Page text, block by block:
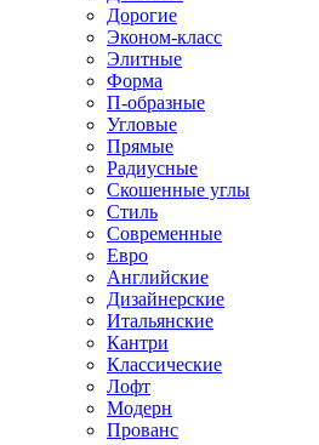
Дорогие
Эконом-класс
Элитные
Форма
П-образные
Угловые
Прямые
Радиусные
Скошенные углы
Стиль
Современные
Евро
Английские
Дизайнерские
Итальянские
Кантри
Классические
Лофт
Модерн
Прованс